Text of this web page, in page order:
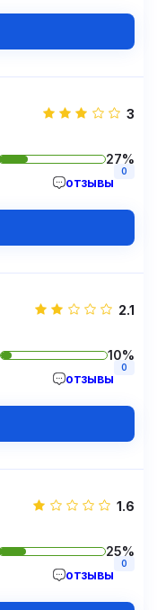
3
27%
отзывы
0
2.1
10%
отзывы
0
1.6
25%
отзывы
0